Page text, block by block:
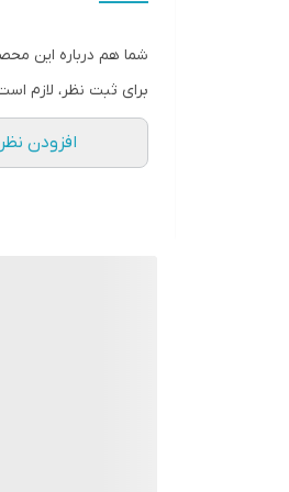
شما هم درباره این
برای ثبت نظر، لازم
افزودن نظر